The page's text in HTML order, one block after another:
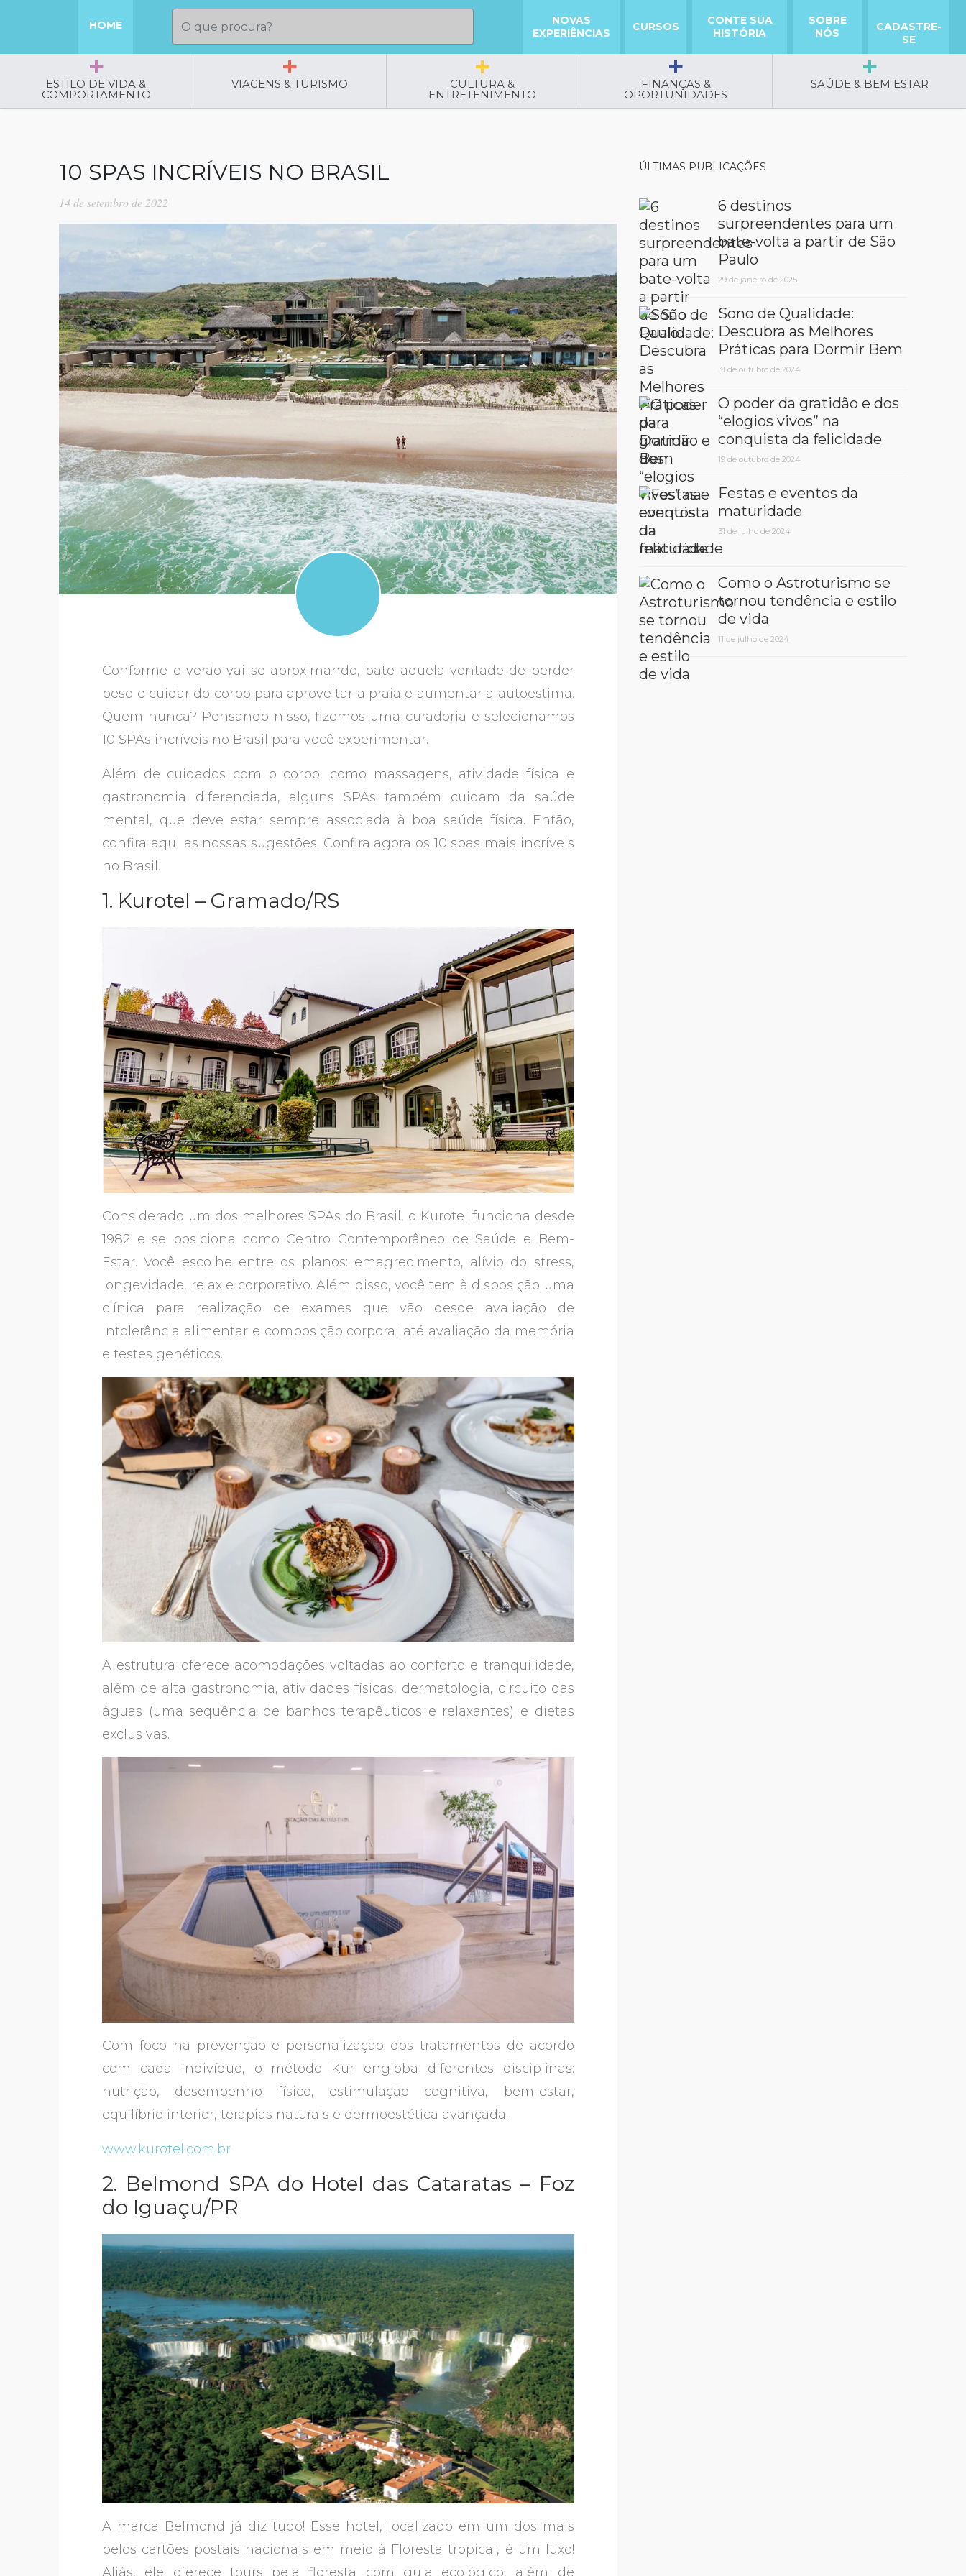
HOME
NOVAS
EXPERIÊNCIAS
CURSOS
CONTE SUA
HISTÓRIA
SOBRE
NÓS
CADASTRE-
SE
ESTILO DE VIDA &
COMPORTAMENTO
VIAGENS & TURISMO CULTURA &
ENTRETENIMENTO
FINANÇAS &
OPORTUNIDADES
SAÚDE & BEM ESTAR
10 SPAS INCRÍVEIS NO BRASIL
14 de setembro de 2022
Conforme o verão vai se aproximando, bate aquela vontade de perder
peso e cuidar do corpo para aproveitar a praia e aumentar a autoestima.
Quem nunca? Pensando nisso, fizemos uma curadoria e selecionamos
10 SPAs incríveis no Brasil para você experimentar.
Além de cuidados com o corpo, como massagens, atividade física e
gastronomia diferenciada, alguns SPAs também cuidam da saúde
mental, que deve estar sempre associada à boa saúde física. Então,
confira aqui as nossas sugestões. Confira agora os 10 spas mais incríveis
no Brasil.
1. Kurotel – Gramado/RS
Considerado um dos melhores SPAs do Brasil, o Kurotel funciona desde
1982 e se posiciona como Centro Contemporâneo de Saúde e Bem-
Estar. Você escolhe entre os planos: emagrecimento, alívio do stress,
longevidade, relax e corporativo. Além disso, você tem à disposição uma
clínica para realização de exames que vão desde avaliação de
intolerância alimentar e composição corporal até avaliação da memória
e testes genéticos.
A estrutura oferece acomodações voltadas ao conforto e tranquilidade,
além de alta gastronomia, atividades físicas, dermatologia, circuito das
águas (uma sequência de banhos terapêuticos e relaxantes) e dietas
exclusivas.
Com foco na prevenção e personalização dos tratamentos de acordo
com cada indivíduo, o método Kur engloba diferentes disciplinas:
nutrição, desempenho físico, estimulação cognitiva, bem-estar,
equilíbrio interior, terapias naturais e dermoestética avançada.
www.kurotel.com.br
2. Belmond SPA do Hotel das Cataratas – Foz
do Iguaçu/PR
A marca Belmond já diz tudo! Esse hotel, localizado em um dos mais
belos cartões postais nacionais em meio à Floresta tropical, é um luxo!
Aliás, ele oferece tours pela floresta com guia ecológico, além de
ÚLTIMAS PUBLICAÇÕES
6 destinos
surpreendentes para um
bate-volta a partir de São
Paulo
29 de janeiro de 2025
Sono de Qualidade:
Descubra as Melhores
Práticas para Dormir Bem
31 de outubro de 2024
O poder da gratidão e dos
“elogios vivos” na
conquista da felicidade
19 de outubro de 2024
Festas e eventos da
maturidade
31 de julho de 2024
Como o Astroturismo se
tornou tendência e estilo
de vida
11 de julho de 2024